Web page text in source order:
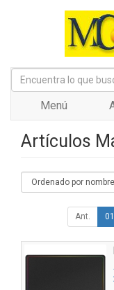
Menú
Artículos
Ant. 01